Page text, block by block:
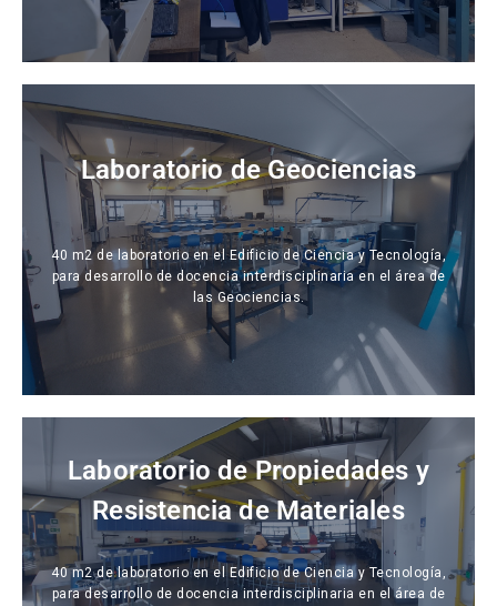
Laboratorio de Geociencias
40 m2 de laboratorio en el Edificio de Ciencia y Tecnología,
para desarrollo de docencia interdisciplinaria en el área de
las Geociencias.
Laboratorio de Propiedades y
Resistencia de Materiales
40 m2 de laboratorio en el Edificio de Ciencia y Tecnología,
para desarrollo de docencia interdisciplinaria en el área de